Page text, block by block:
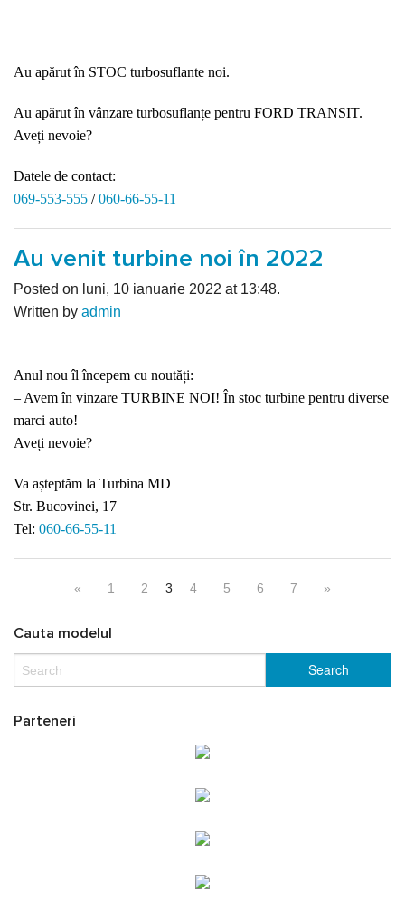
Au apărut în STOC turbosuflante noi.
Au apărut în vânzare turbosuflanțe pentru FORD TRANSIT.
Aveți nevoie?
Datele de contact:
069-553-555 /060-66-55-11
Au venit turbine noi în 2022
Posted on luni, 10 ianuarie 2022 at 13:48.
Written by admin
Anul nou îl începem cu noutăți:
– Avem în vinzare TURBINE NOI! În stoc turbine pentru diverse
marci auto!
Aveți nevoie?
Va așteptăm la Turbina MD
Str. Bucovinei, 17
Tel: 060-66-55-11
« 1 2 3 4 5 6 7 »
Cauta modelul
Parteneri